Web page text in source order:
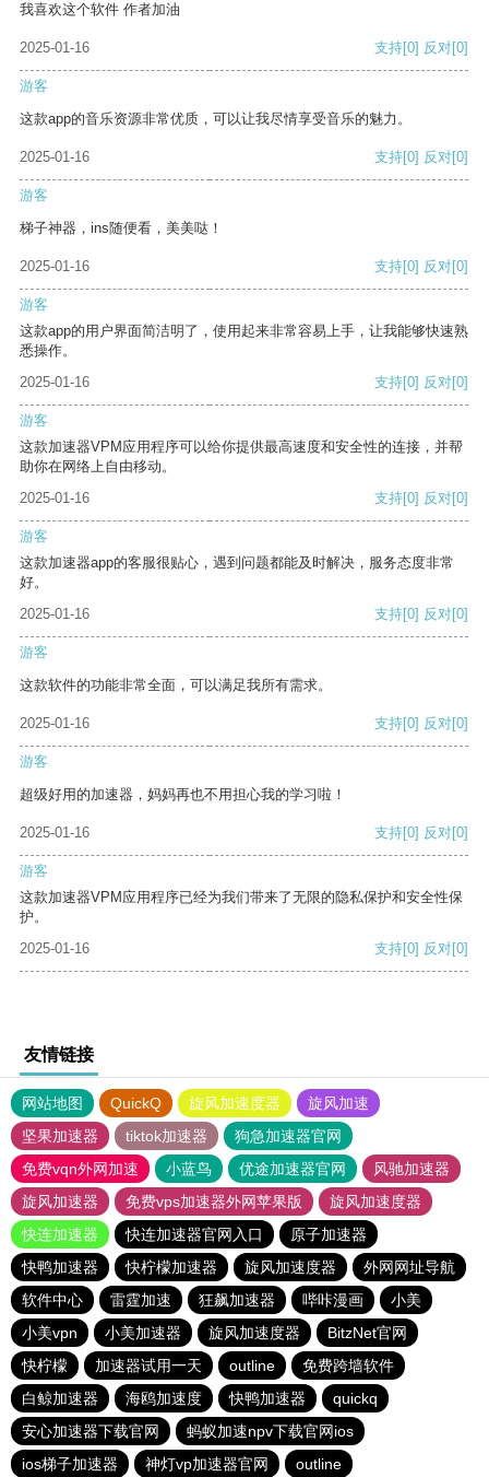
我喜欢这个软件 作者加油
2025-01-16 支持[0] 反对[0]
游客
这款app的音乐资源非常优质，可以让我尽情享受音乐的魅力。
2025-01-16 支持[0] 反对[0]
游客
梯子神器，ins随便看，美美哒！
2025-01-16 支持[0] 反对[0]
游客
这款app的用户界面简洁明了，使用起来非常容易上手，让我能够快速熟
悉操作。
2025-01-16
支持[0] 反对[0]
游客
这款加速器VPM应用程序可以给你提供最高速度和安全性的连接，并帮
助你在网络上自由移动。
2025-01-16
支持[0] 反对[0]
游客
这款加速器app的客服很贴心，遇到问题都能及时解决，服务态度非常
好。
2025-01-16
支持[0] 反对[0]
游客
这款软件的功能非常全面，可以满足我所有需求。
2025-01-16 支持[0] 反对[0]
游客
超级好用的加速器，妈妈再也不用担心我的学习啦！
2025-01-16 支持[0] 反对[0]
游客
这款加速器VPM应用程序已经为我们带来了无限的隐私保护和安全性保
护。
2025-01-16
支持[0] 反对[0]
友情链接
网站地图 QuickQ 旋风加速度器
旋风加速
坚果加速器
tiktok加速器
狗急加速器官网
免费vqn外网加速
小蓝鸟 优途加速器官网
风驰加速器
旋风加速器
免费vps加速器外网苹果版
旋风加速度器
快连加速器
快连加速器官网入口
原子加速器
快鸭加速器
快柠檬加速器 旋风加速度器
外网网址导航
软件中心
雷霆加速 狂飙加速器 哔咔漫画
小美
小美vpn
小美加速器 旋风加速度器
BitzNet官网
快柠檬
加速器试用一天 outline
免费跨墙软件
白鲸加速器
海鸥加速度 快鸭加速器
quickq
安心加速器下载官网
蚂蚁加速npv下载官网ios
ios梯子加速器
神灯vp加速器官网 outline